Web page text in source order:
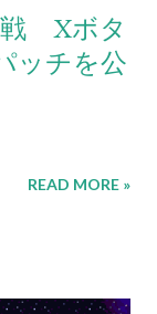
戦 Xボタ
ッチを公
READ MORE »